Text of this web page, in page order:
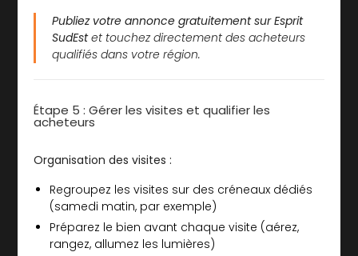
Publiez votre annonce gratuitement sur Esprit
SudEstet touchez directement des acheteurs
qualifiés dans votre région.
Étape 5 : Gérer les visites et qualifier les
acheteurs
Organisation des visites :
Regroupez les visites sur des créneaux dédiés
(samedi matin, par exemple)
Préparez le bien avant chaque visite (aérez,
rangez, allumez les lumières)